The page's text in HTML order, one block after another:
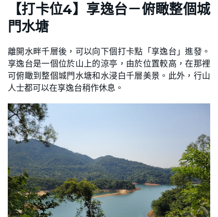
【打卡位4】 享逸台－俯瞰整個城
門水塘
離開水畔千層後，可以向下個打卡點「享逸台」進發。
享逸台是一個位於山上的涼亭，由於位置較高，在那裡
可俯瞰到整個城門水塘和水浸白千層美景。此外，行山
人士都可以在享逸台稍作休息。